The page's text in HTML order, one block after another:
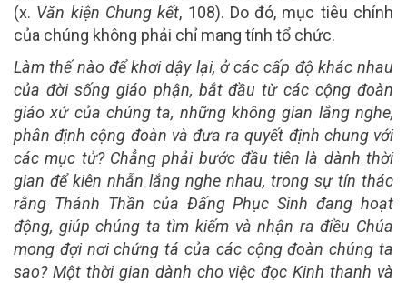
(x. Văn kiện Chung kết, 108). Do đó, mục tiêu chính
của chúng không phải chỉ mang tính tổ chức.
Làm thế nào để khơi dậy lại, ở các cấp độ khác nhau
của đời sống giáo phận, bắt đầu từ các cộng đoàn
giáo xứ của chúng ta, những không gian lắng nghe,
phân định cộng đoàn và đưa ra quyết định chung với
các mục tử? Chẳng phải bước đầu tiên là dành thời
gian để kiên nhẫn lắng nghe nhau, trong sự tín thác
rằng Thánh Thần của Đấng Phục Sinh đang hoạt
động, giúp chúng ta tìm kiếm và nhận ra điều Chúa
mong đợi nơi chứng tá của các cộng đoàn chúng ta
sao? Một thời gian dành cho việc đọc Kinh thanh và